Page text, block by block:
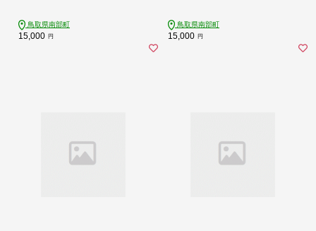
鳥取県南部町
15,000 円
鳥取県南部町
15,000 円